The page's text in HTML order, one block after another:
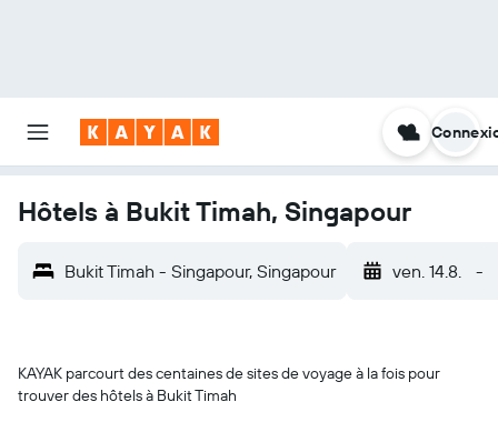
Hôtels à Bukit Timah, Singapour
Bukit Timah - Singapour, Singapour ven. 14.8. -
KAYAK parcourt des centaines de sites de voyage à la fois pour
trouver des hôtels à Bukit Timah